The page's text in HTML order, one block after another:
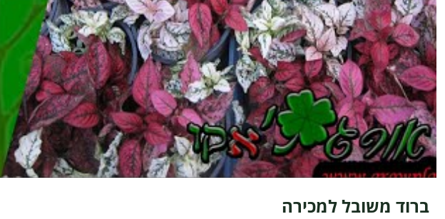
ברוד משובל למכירה